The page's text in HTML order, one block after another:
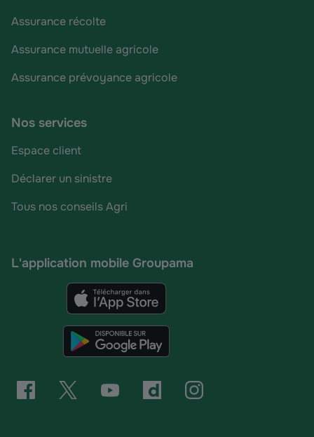
Assurance récolte
Assurance mutuelle agricole
Assurance prévoyance agricole
Nos services
Espace client
Déclarer un sinistre
Tous nos conseils Agri
L'application mobile Groupama